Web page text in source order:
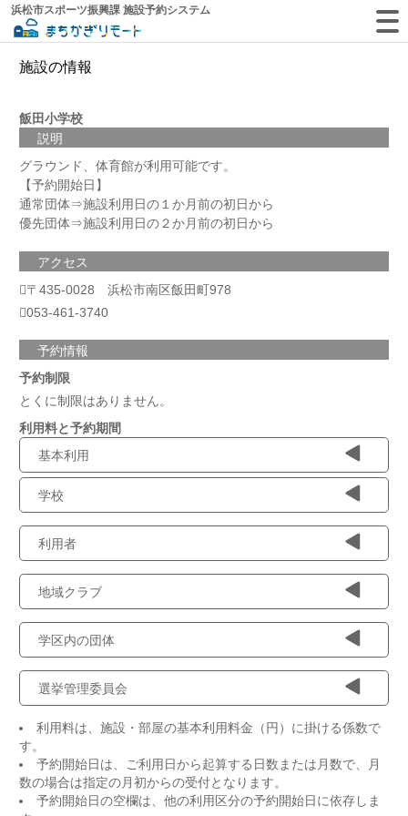
浜松市スポーツ振興課 施設予約システム
施設の情報
飯田小学校
説明
グラウンド、体育館が利用可能です。
【予約開始日】
通常団体⇒施設利用日の１か月前の初日から
優先団体⇒施設利用日の２か月前の初日から
アクセス
〒435-0028 浜松市南区飯田町978
053-461-3740
予約情報
予約制限
とくに制限はありません。
利用料と予約期間
基本利用
学校
利用者
地域クラブ
学区内の団体
選挙管理委員会
利用料は、施設・部屋の基本利用料金（円）に掛ける係数で
す。
予約開始日は、ご利用日から起算する日数または月数で、月
数の場合は指定の月初からの受付となります。
予約開始日の空欄は、他の利用区分の予約開始日に依存しま